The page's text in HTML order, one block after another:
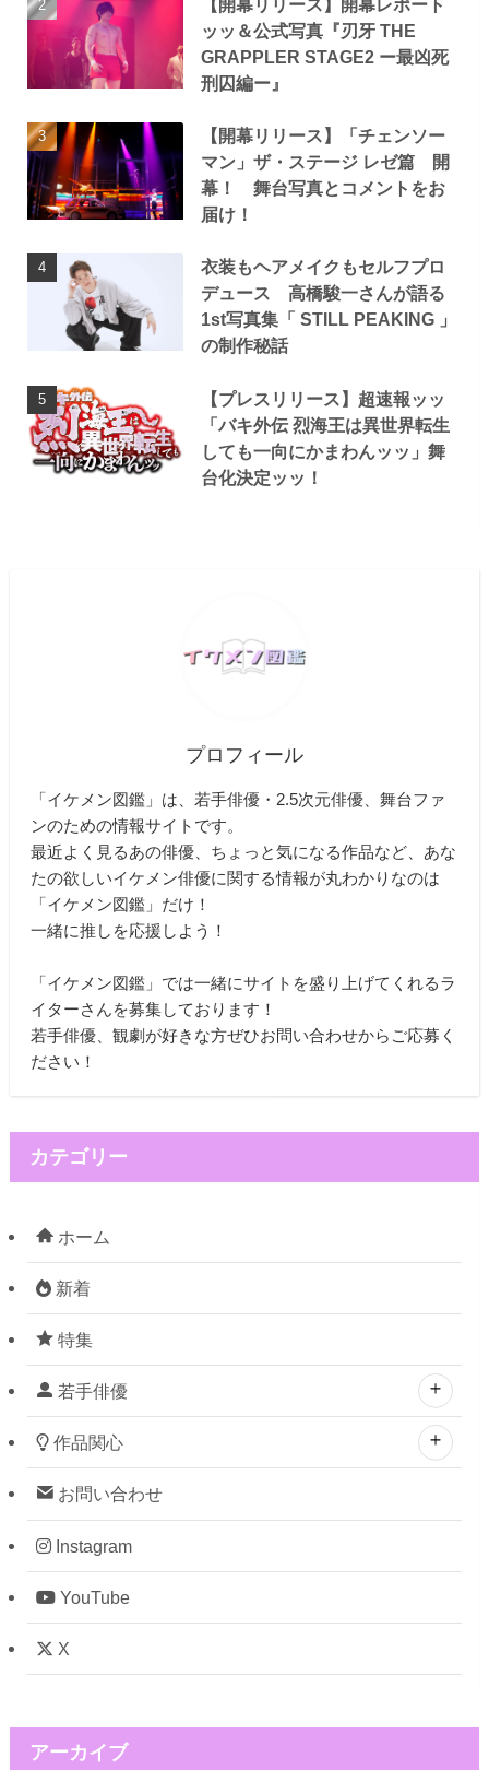
【開幕リリース】開幕レポート
ッッ＆公式写真『刃牙 THE
GRAPPLER STAGE2 ー最凶死
刑囚編ー』
【開幕リリース】「チェンソー
マン」ザ・ステージ レゼ篇 開
幕！ 舞台写真とコメントをお
届け！
衣装もヘアメイクもセルフプロ
デュース 高橋駿一さんが語る
1st写真集「 STILL PEAKING 」
の制作秘話
【プレスリリース】超速報ッッ
「バキ外伝 烈海王は異世界転生
しても一向にかまわんッッ」舞
台化決定ッッ！
プロフィール
「イケメン図鑑」は、若手俳優・2.5次元俳優、舞台ファ
ンのための情報サイトです。
最近よく見るあの俳優、ちょっと気になる作品など、あな
たの欲しいイケメン俳優に関する情報が丸わかりなのは
「イケメン図鑑」だけ！
一緒に推しを応援しよう！
「イケメン図鑑」では一緒にサイトを盛り上げてくれるラ
イターさんを募集しております！
若手俳優、観劇が好きな方ぜひお問い合わせからご応募く
ださい！
カテゴリー
ホーム
新着
特集
若手俳優
作品関心
お問い合わせ
Instagram
YouTube
X
アーカイブ